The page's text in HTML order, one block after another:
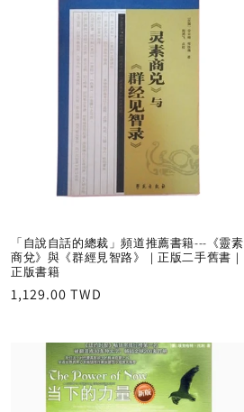
「自說自話的總裁」頻道推薦書籍---《靈素
商兌》與《群經見智路》｜正版二手舊書｜
正版書籍
Regular
1,129.00 TWD